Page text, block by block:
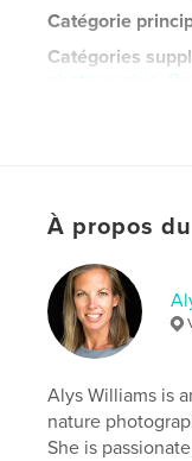
Catégorie
Catégories
Langue
Mots-clés
landscapes
À propos
Alys Williams is
nature
She is